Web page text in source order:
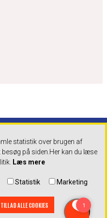
-
statistik over brugen af
på siden. Her kan du læse
Læs mere
Statistik Marketing
TILLAD ALLE COOKIES